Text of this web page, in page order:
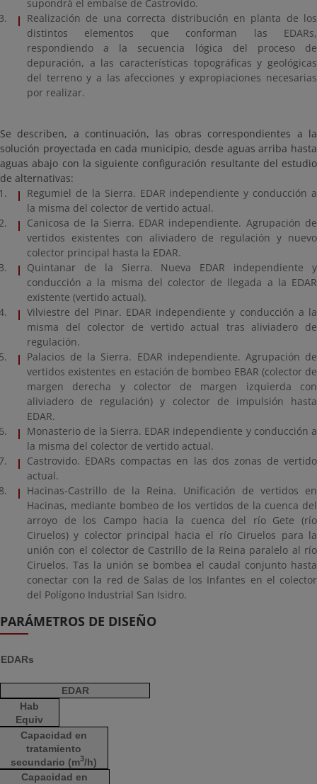
supondrá el embalse de Castrovido.
Realización de una correcta distribución en planta de los
distintos elementos que conforman las EDARs,
respondiendo a la secuencia lógica del proceso de
depuración, a las características topográficas y geológicas
del terreno y a las afecciones y expropiaciones necesarias
por realizar.
Se describen, a continuación, las obras correspondientes a la
solución proyectada en cada municipio, desde aguas arriba hasta
aguas abajo con la siguiente configuración resultante del estudio
de alternativas:
Regumiel de la Sierra. EDAR independiente y conducción a
la misma del colector de vertido actual.
Canicosa de la Sierra. EDAR independiente. Agrupación de
vertidos existentes con aliviadero de regulación y nuevo
colector principal hasta la EDAR.
Quintanar de la Sierra. Nueva EDAR independiente y
conducción a la misma del colector de llegada a la EDAR
existente (vertido actual).
Vilviestre del Pinar. EDAR independiente y conducción a la
misma del colector de vertido actual tras aliviadero de
regulación.
Palacios de la Sierra. EDAR independiente. Agrupación de
vertidos existentes en estación de bombeo EBAR (colector de
margen derecha y colector de margen izquierda con
aliviadero de regulación) y colector de impulsión hasta
EDAR.
Monasterio de la Sierra. EDAR independiente y conducción a
la misma del colector de vertido actual.
Castrovido. EDARs compactas en las dos zonas de vertido
actual.
Hacinas-Castrillo de la Reina. Unificación de vertidos en
Hacinas, mediante bombeo de los vertidos de la cuenca del
arroyo de los Campo hacia la cuenca del río Gete (río
Ciruelos) y colector principal hacia el río Ciruelos para la
unión con el colector de Castrillo de la Reina paralelo al río
Ciruelos. Tas la unión se bombea el caudal conjunto hasta
conectar con la red de Salas de los Infantes en el colector
del Polígono Industrial San Isidro.
PARÁMETROS DE DISEÑO
EDARs
EDAR
Hab
Equiv
Capacidad en
tratamiento
secundario (m3/h)
Capacidad en